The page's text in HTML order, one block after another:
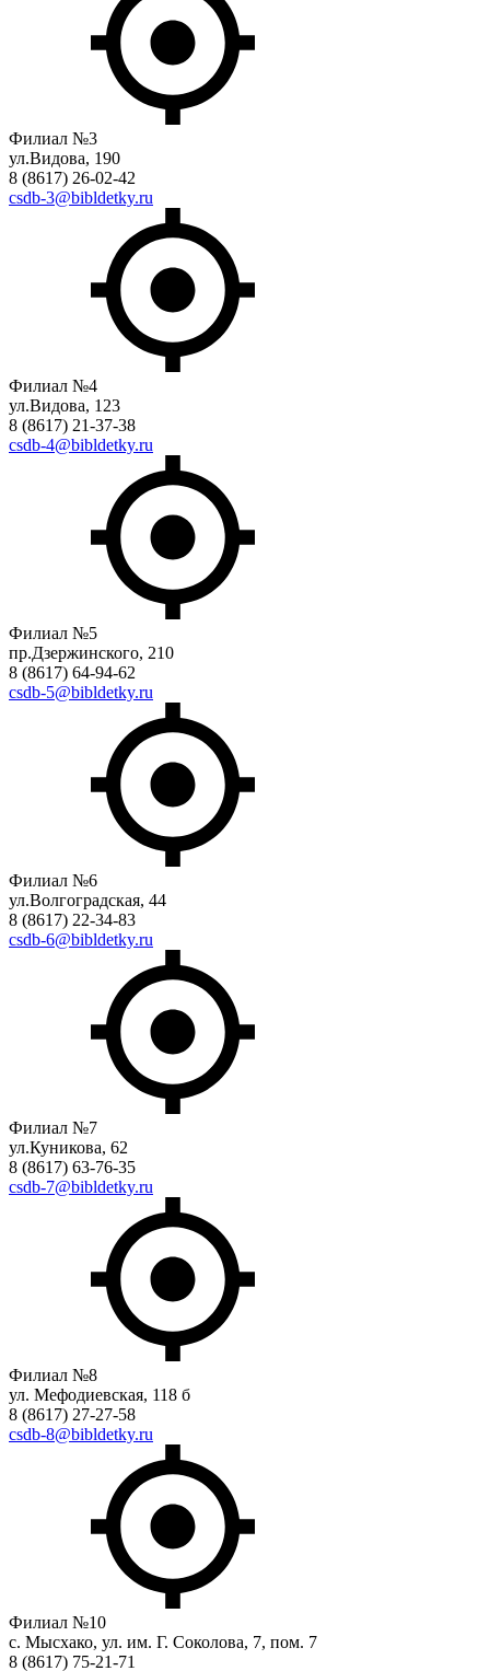
Филиал №3
ул.Видова, 190
8 (8617) 26-02-42
csdb-3@bibldetky.ru
Филиал №4
ул.Видова, 123
8 (8617) 21-37-38
csdb-4@bibldetky.ru
Филиал №5
пр.Дзержинского, 210
8 (8617) 64-94-62
csdb-5@bibldetky.ru
Филиал №6
ул.Волгоградская, 44
8 (8617) 22-34-83
csdb-6@bibldetky.ru
Филиал №7
ул.Куникова, 62
8 (8617) 63-76-35
csdb-7@bibldetky.ru
Филиал №8
ул. Мефодиевская, 118 б
8 (8617) 27-27-58
csdb-8@bibldetky.ru
Филиал №10
с. Мысхако, ул. им. Г. Соколова, 7, пом. 7
8 (8617) 75-21-71